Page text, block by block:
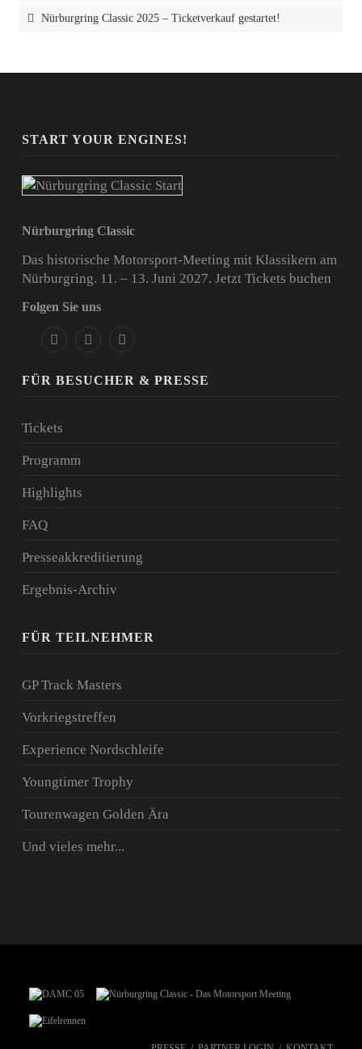
Nürburgring Classic 2025 – Ticketverkauf gestartet!
START YOUR ENGINES!
Nürburgring Classic
Das historische Motorsport-Meeting mit Klassikern am
Nürburgring. 11. – 13. Juni 2027. Jetzt Tickets buchen
Folgen Sie uns
FÜR BESUCHER & PRESSE
Tickets
Programm
Highlights
FAQ
Presseakkreditierung
Ergebnis-Archiv
FÜR TEILNEHMER
GP Track Masters
Vorkriegstreffen
Experience Nordschleife
Youngtimer Trophy
Tourenwagen Golden Ära
Und vieles mehr...